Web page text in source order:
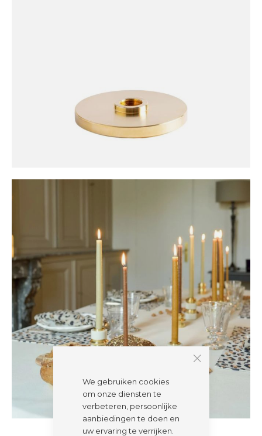
We gebruiken cookies
om onze diensten te
verbeteren, persoonlijke
aanbiedingen te doen en
uw ervaring te verrijken.